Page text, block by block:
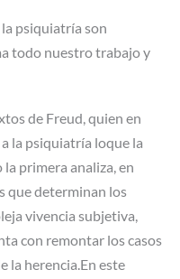
psiquiatría son
todo nuestro trabajo y
de Freud, quien en
la psiquiatría loque la
primera analiza, en
que determinan los
vivencia subjetiva,
con remontar los casos
la herencia.En este